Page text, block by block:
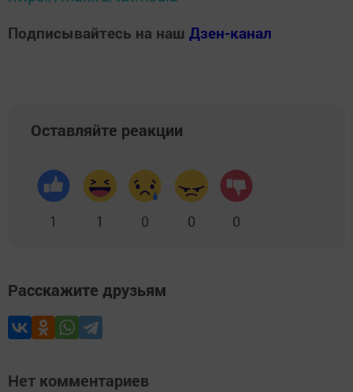
Подписывайтесь на наш Дзен-канал
Оставляйте реакции
1 1 0 0 0
Расскажите друзьям
Нет комментариев